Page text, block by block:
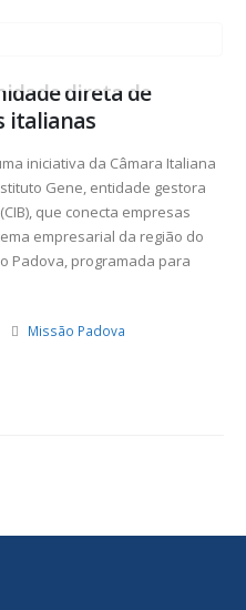
direta de
italianas
iniciativa da Câmara Italiana
Gene, entidade gestora
que conecta empresas
empresarial da região do
Padova, programada para
Missão Padova